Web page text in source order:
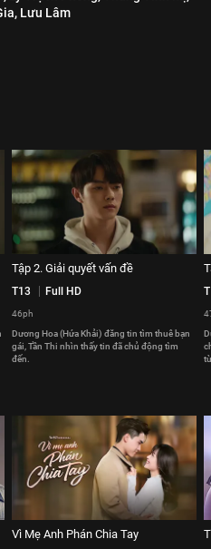
Lưu Lâm
Tập 2. Giải quyết vấn đề
T13 Full HD
46ph
Dương Hoa (Hứa Khải) đăng tin tìm thuê bạn
gái, Tần Thi nhìn thấy tin đã chủ động tìm
đến.
Vì Mẹ Anh Phán Chia Tay